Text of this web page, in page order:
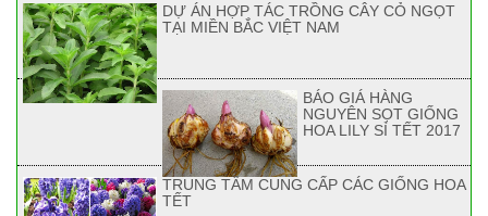
DỰ ÁN HỢP TÁC TRỒNG CÂY CỎ NGỌT
TẠI MIỀN BẮC VIỆT NAM
BÁO GIÁ HÀNG
NGUYÊN SỌT GIỐNG
HOA LILY SỈ TẾT 2017
TRUNG TÂM CUNG CẤP CÁC GIỐNG HOA
TẾT